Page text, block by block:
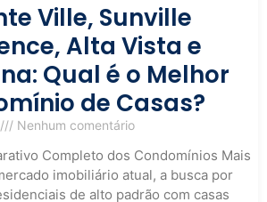
Ville, Sunville
Alta Vista e
Qual é o Melhor
de Casas?
Nenhum comentário
Completo dos Condomínios Mais
imobiliário atual, a busca por
de alto padrão com casas